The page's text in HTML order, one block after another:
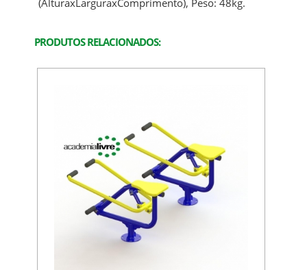
(AlturaxLarguraxComprimento), Peso: 48kg.
PRODUTOS RELACIONADOS: